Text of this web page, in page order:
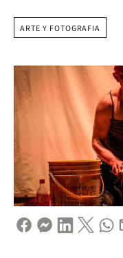
ARTE Y FOTOGRAFIA